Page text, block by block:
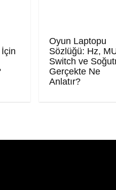
Oyun Laptopu
Sözlüğü: Hz,
Switch ve
Gerçekte Ne
Anlatır?